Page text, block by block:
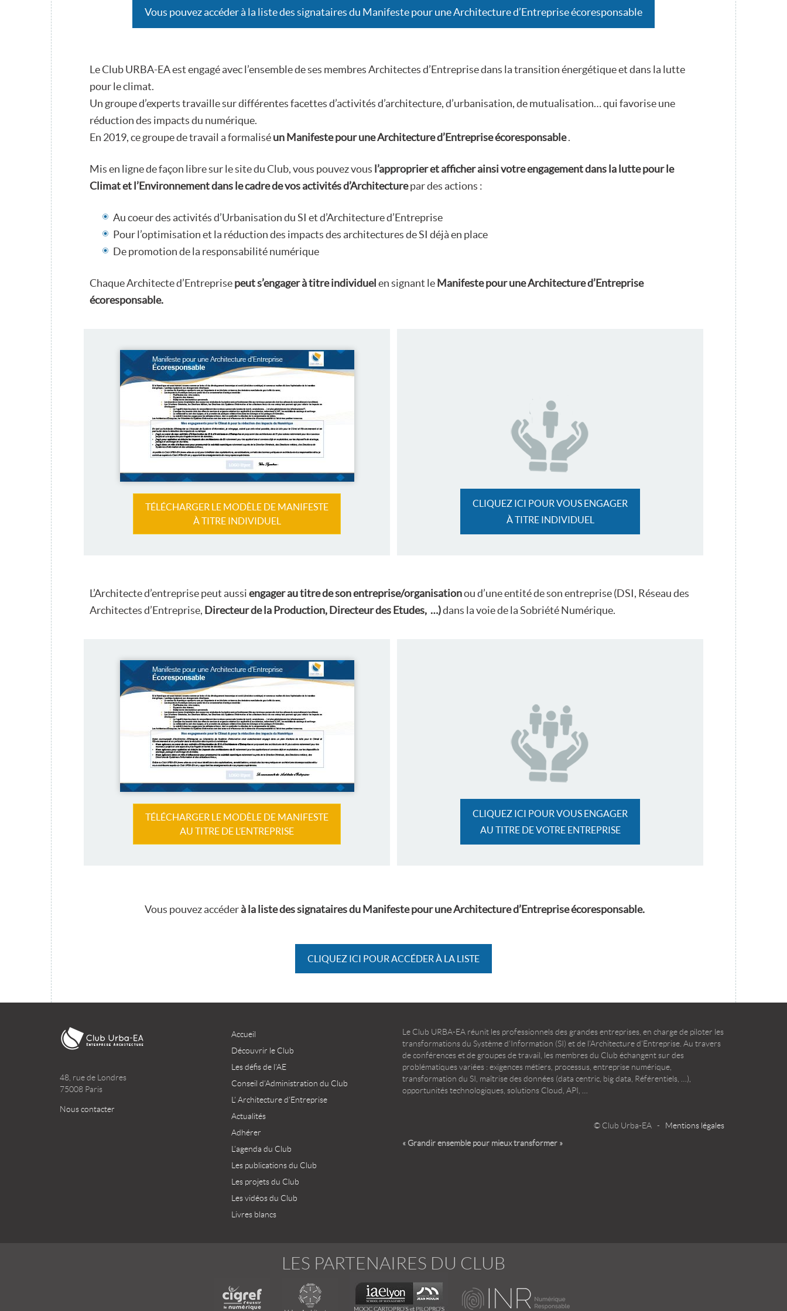
Vous pouvez accéder à la liste des signataires du Manifeste pour une Architecture d’Entreprise écoresponsable
Le Club URBA-EA est engagé avec l’ensemble de ses membres Architectes d’Entreprise dans la transition énergétique et dans la lutte
pour le climat.
Un groupe d’experts travaille sur différentes facettes d’activités d’architecture, d’urbanisation, de mutualisation… qui favorise une
réduction des impacts du numérique.
En 2019, ce groupe de travail a formaliséun Manifeste pour une Architecture d’Entreprise écoresponsable.
Mis en ligne de façon libre sur le site du Club, vous pouvez vous l’approprier et afficher ainsi votre engagement dans la lutte pour le
Climat et l’Environnement dans le cadre de vos activités d’Architecturepar des actions :
Au coeur des activités d’Urbanisation du SI et d’Architecture d’Entreprise
Pour l’optimisation et la réduction des impacts des architectures de SI déjà en place
De promotion de la responsabilité numérique
Chaque Architecte d’Entreprisepeut s’engager à titre individuel en signant le Manifeste pour une Architecture d’Entreprise
écoresponsable.
TÉLÉCHARGER LE MODÈLE DE MANIFESTE
À TITRE INDIVIDUEL
CLIQUEZ ICI POUR VOUS ENGAGER
À TITRE INDIVIDUEL
L’Architecte d’entreprise peut aussiengager au titre de son entreprise/organisationou d’une entité de son entreprise (DSI, Réseau des
Architectes d’Entreprise, Directeur de la Production, Directeur des Etudes, …)dans la voie de la Sobriété Numérique.
TÉLÉCHARGER LE MODÈLE DE MANIFESTE
AU TITRE DE L’ENTREPRISE
CLIQUEZ ICI POUR VOUS ENGAGER
AU TITRE DE VOTRE ENTREPRISE
Vous pouvez accéderà la liste des signataires du Manifeste pour une Architecture d’Entreprise écoresponsable.
CLIQUEZ ICI POUR ACCÉDER À LA LISTE
48, rue de Londres
75008 Paris
Nous contacter
Accueil
Découvrir le Club
Les défis de l’AE
Conseil d’Administration du Club
L’ Architecture d’Entreprise
Actualités
Adhérer
L’agenda du Club
Les publications du Club
Les projets du Club
Les vidéos du Club
Livres blancs
Le Club URBA-EA réunit les professionnels des grandes entreprises, en charge de piloter les
transformations du Système d’Information (SI) et de l’Architecture d’Entreprise. Au travers
de conférences et de groupes de travail, les membres du Club échangent sur des
problématiques variées : exigences métiers, processus, entreprise numérique,
transformation du SI, maîtrise des données (data centric, big data, Référentiels, …),
opportunités technologiques, solutions Cloud, API, …
© Club Urba-EA - Mentions légales
« Grandir ensemble pour mieux transformer »
LES PARTENAIRES DU CLUB